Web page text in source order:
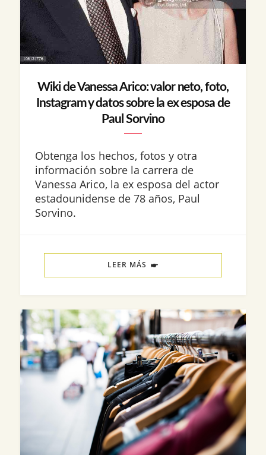
Wiki de Vanessa Arico: valor neto, foto,
Instagram y datos sobre la ex esposa de
Paul Sorvino
Obtenga los hechos, fotos y otra
información sobre la carrera de
Vanessa Arico, la ex esposa del actor
estadounidense de 78 años, Paul
Sorvino.
LEER MÁS